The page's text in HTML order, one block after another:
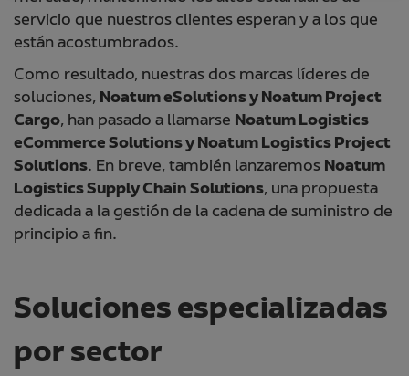
servicio que nuestros clientes esperan y a los que
están acostumbrados.
Como resultado, nuestras dos marcas líderes de
soluciones, Noatum eSolutions y Noatum Project
Cargo, han pasado a llamarse Noatum Logistics
eCommerce Solutions y Noatum Logistics Project
Solutions. En breve, también lanzaremos Noatum
Logistics Supply Chain Solutions, una propuesta
dedicada a la gestión de la cadena de suministro de
principio a fin.
Soluciones especializadas
por sector